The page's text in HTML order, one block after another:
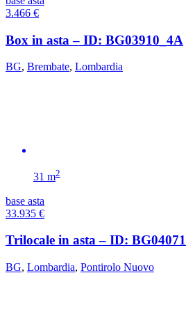
3.466 €
Box in asta – ID: BG03910_4A
BG, Brembate, Lombardia
31 m2
base asta
33.935 €
Trilocale in asta – ID: BG04071
BG, Lombardia, Pontirolo Nuovo